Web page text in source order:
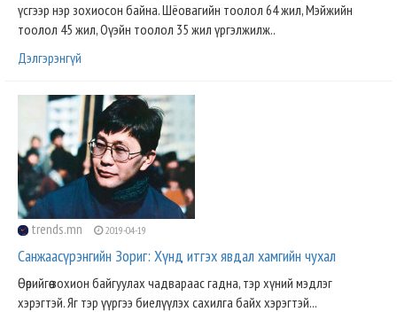
үсгээр нэр зохиосон байна. Шёовагийн тоолол 64 жил, Мэйжийн
тоолол 45 жил, Оүэйн тоолол 35 жил үргэлжилж..
Дэлгэрэнгүй
trends.mn 2019-04-19
Санжаасүрэнгийн Зориг: Хүнд итгэх явдал хамгийн чухал
Өөрийгөө зохион байгуулах чадвараас гадна, тэр хүний мэдлэг
хэрэгтэй. Яг тэр үүргээ биелүүлэх сахилга байх хэрэгтэй...